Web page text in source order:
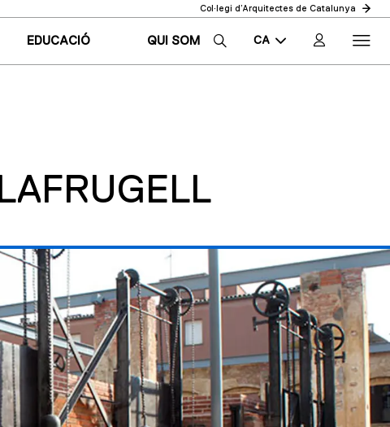
Col·legi d’Arquitectes de Catalunya
EDUCACIÓ QUI SOM
CA
ES